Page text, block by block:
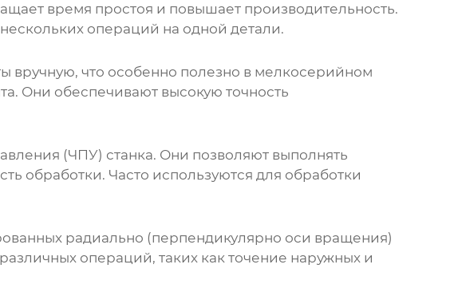
время простоя и повышает производительность.
операций на одной детали.
вручную, что особенно полезно в мелкосерийном
Они обеспечивают высокую точность
(ЧПУ) станка. Они позволяют выполнять
обработки. Часто используются для обработки
радиально (перпендикулярно оси вращения)
операций, таких как точение наружных и